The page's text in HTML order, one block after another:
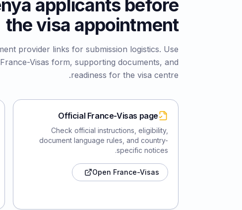
applicants before
the visa appointment
provider links for submission logistics. Use
Visas form, supporting documents, and
readiness for the visa centre.
Official France-Visas page
Check official instructions, eligibility,
document language rules, and country-
specific notices.
Open France-Visas